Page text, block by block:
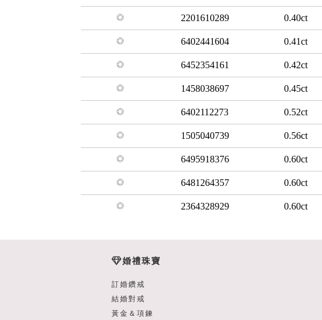
2201610289 0.40ct
6402441604 0.41ct
6452354161 0.42ct
1458038697 0.45ct
6402112273 0.52ct
1505040739 0.56ct
6495918376 0.60ct
6481264357 0.60ct
2364328929 0.60ct
婚禮珠寶
訂婚鑽戒
結婚對戒
黃金＆項鍊